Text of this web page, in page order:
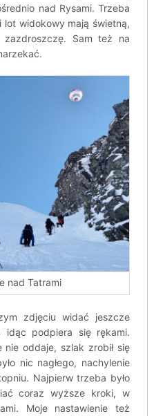
nad Rysami. Trzeba
widokowy mają świetną,
Sam też na
nad Tatrami
zdjęciu widać jeszcze
podpiera się rękami.
oddaje, szlak zrobił się
nic nagłego, nachylenie
Najpierw trzeba było
coraz wyższe kroki, w
Moje nastawienie też